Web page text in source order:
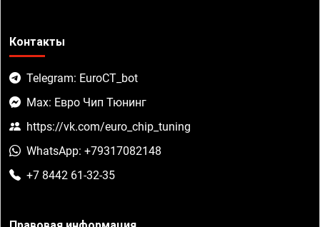
Контакты
Telegram: EuroCT_bot
Max: Евро Чип Тюнинг
https://vk.com/euro_chip_tuning
WhatsApp: +79317082148
+7 8442 61-32-35